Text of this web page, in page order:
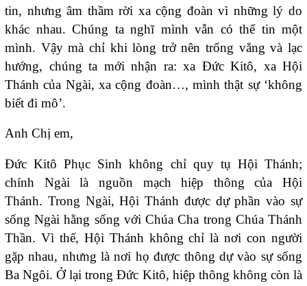
tin, nhưng âm thầm rời xa cộng đoàn vì những lý do
khác nhau. Chúng ta nghĩ mình vẫn có thể tin một
mình. Vậy mà chỉ khi lòng trở nên trống vắng và lạc
hướng, chúng ta mới nhận ra: xa Đức Kitô, xa Hội
Thánh của Ngài, xa cộng đoàn…, mình thật sự ‘không
biết đi mô’.
Anh Chị em,
Đức Kitô Phục Sinh không chỉ quy tụ Hội Thánh;
chính Ngài là nguồn mạch hiệp thông của Hội
Thánh. Trong Ngài, Hội Thánh được dự phần vào sự
sống Ngài hằng sống với Chúa Cha trong Chúa Thánh
Thần. Vì thế, Hội Thánh không chỉ là nơi con người
gặp nhau, nhưng là nơi họ được thông dự vào sự sống
Ba Ngôi. Ở lại trong Đức Kitô, hiệp thông không còn là